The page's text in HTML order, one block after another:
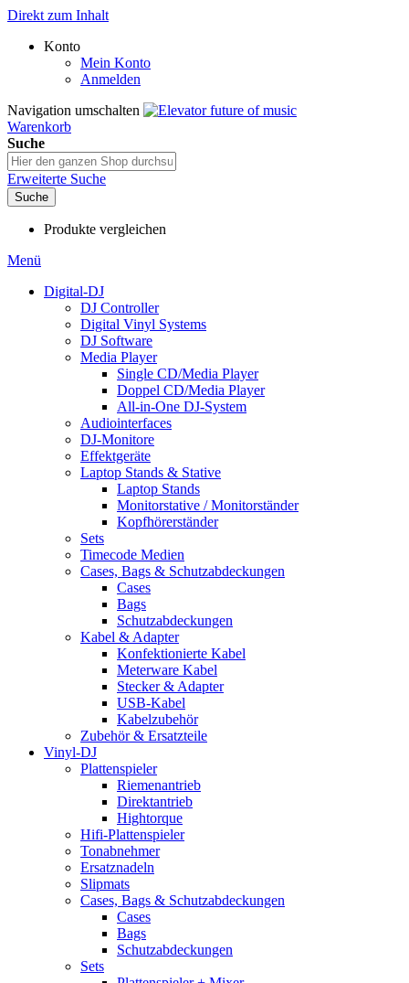
Direkt zum Inhalt
Konto
Mein Konto
Anmelden
Navigation umschalten
Warenkorb
Suche
Erweiterte Suche
Suche
Produkte vergleichen
Menü
Digital-DJ
DJ Controller
Digital Vinyl Systems
DJ Software
Media Player
Single CD/Media Player
Doppel CD/Media Player
All-in-One DJ-System
Audiointerfaces
DJ-Monitore
Effektgeräte
Laptop Stands & Stative
Laptop Stands
Monitorstative / Monitorständer
Kopfhörerständer
Sets
Timecode Medien
Cases, Bags & Schutzabdeckungen
Cases
Bags
Schutzabdeckungen
Kabel & Adapter
Konfektionierte Kabel
Meterware Kabel
Stecker & Adapter
USB-Kabel
Kabelzubehör
Zubehör & Ersatzteile
Vinyl-DJ
Plattenspieler
Riemenantrieb
Direktantrieb
Hightorque
Hifi-Plattenspieler
Tonabnehmer
Ersatznadeln
Slipmats
Cases, Bags & Schutzabdeckungen
Cases
Bags
Schutzabdeckungen
Sets